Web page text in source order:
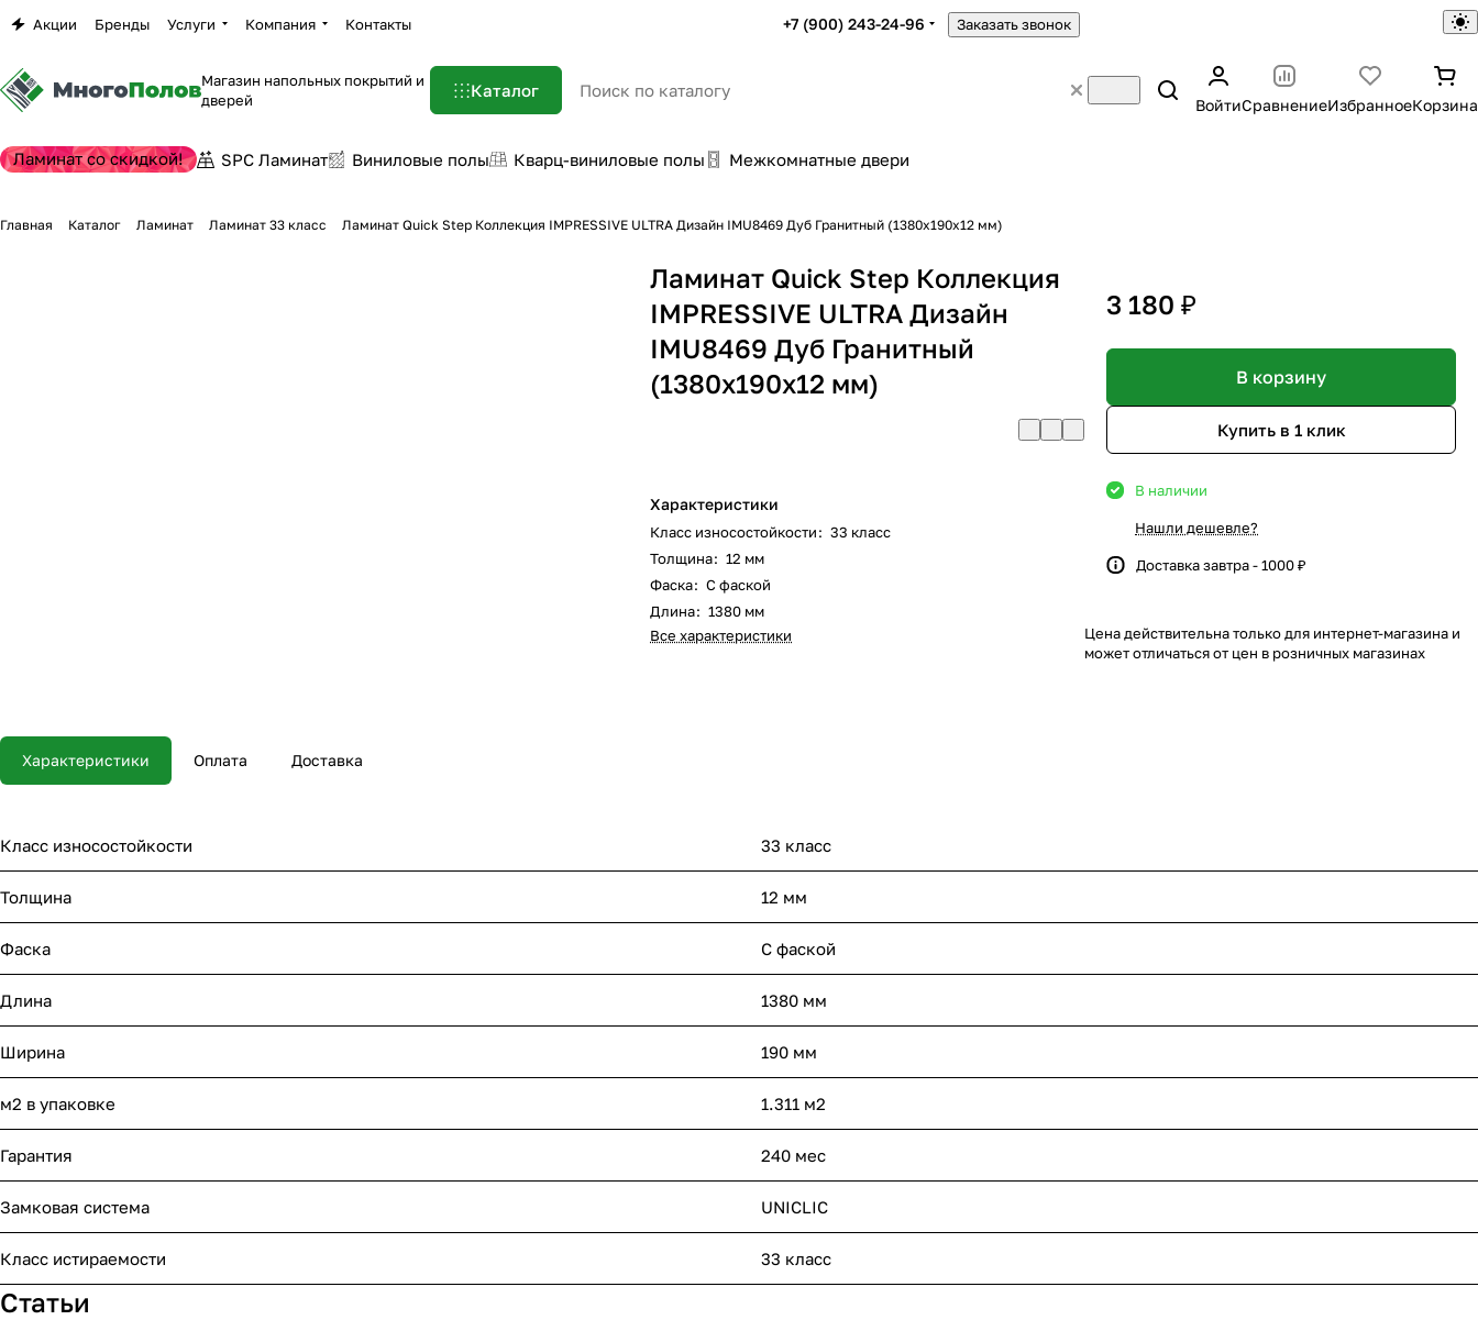
Акции Бренды Услуги Компания Контакты +7 (900) 243-24-96 Заказать звонок
Магазин напольных покрытий и
дверей
Каталог
ВойтиСравнениеИзбранноеКорзина
Ламинат со скидкой! SPC Ламинат Виниловые полы Кварц-виниловые полы Межкомнатные двери
Главная Каталог Ламинат Ламинат 33 класс Ламинат Quick Step Коллекция IMPRESSIVE ULTRA Дизайн IMU8469 Дуб Гранитный (1380х190х12 мм)
Ламинат Quick Step Коллекция
IMPRESSIVE ULTRA Дизайн
IMU8469 Дуб Гранитный
(1380х190х12 мм)
Характеристики
Класс износостойкости: 33 класс
Толщина: 12 мм
Фаска: С фаской
Длина: 1380 мм
Все характеристики
3 180 ₽
В корзину
Купить в 1 клик
В наличии
Нашли дешевле?
Доставка завтра - 1000 ₽
Цена действительна только для интернет-магазина и
может отличаться от цен в розничных магазинах
Характеристики Оплата Доставка
Класс износостойкости 33 класс
Толщина 12 мм
Фаска С фаской
Длина 1380 мм
Ширина 190 мм
м2 в упаковке 1.311 м2
Гарантия 240 мес
Замковая система UNICLIC
Класс истираемости 33 класс
Статьи